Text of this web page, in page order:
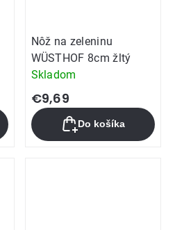
Nôž na zeleninu
WÜSTHOF 8cm žltý
Skladom
€9,69
Do košíka